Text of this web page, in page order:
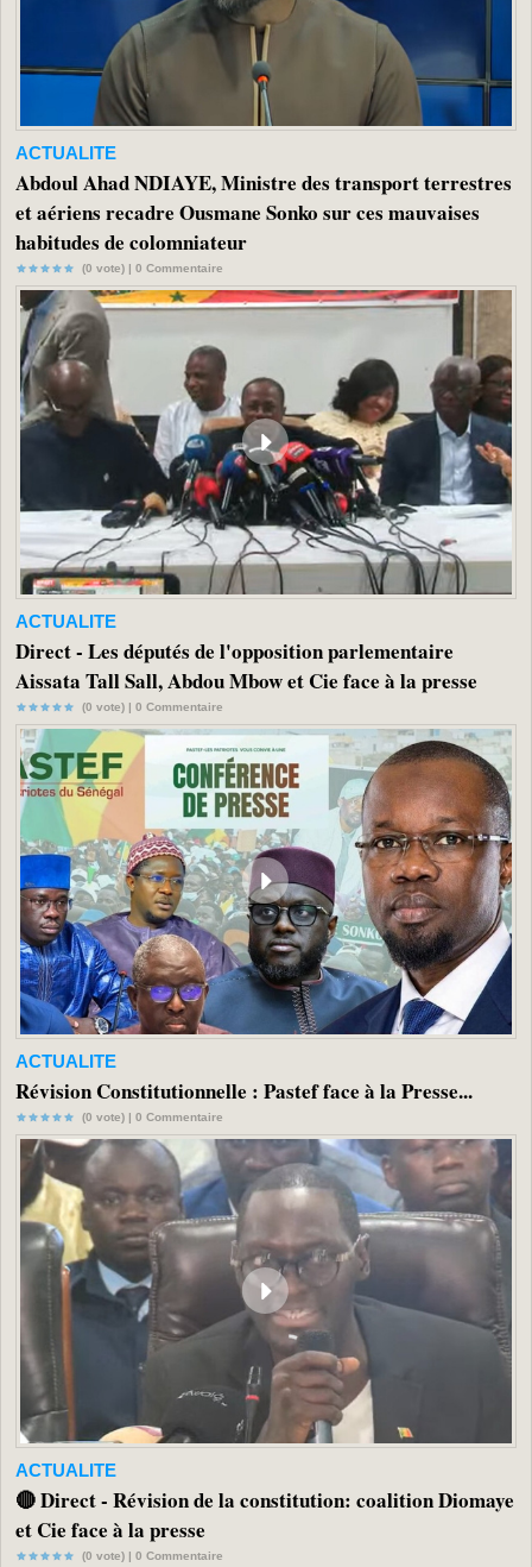
ACTUALITE
Abdoul Ahad NDIAYE, Ministre des transport terrestres
et aériens recadre Ousmane Sonko sur ces mauvaises
habitudes de colomniateur
(0 vote) | 0 Commentaire
ACTUALITE
Direct - Les députés de l'opposition parlementaire
Aissata Tall Sall, Abdou Mbow et Cie face à la presse
(0 vote) | 0 Commentaire
ACTUALITE
Révision Constitutionnelle : Pastef face à la Presse...
(0 vote) | 0 Commentaire
ACTUALITE
🔴 Direct - Révision de la constitution: coalition Diomaye
et Cie face à la presse
(0 vote) | 0 Commentaire